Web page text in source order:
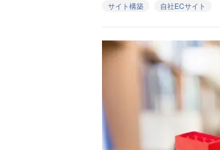
サイト構築 自社ECサイト